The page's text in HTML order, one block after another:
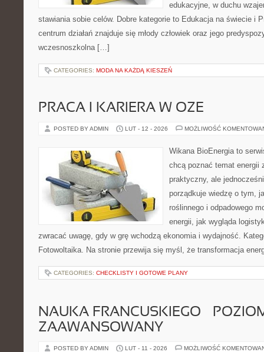
edukacyjne, w duchu
stawiania sobie celów. Dobre kategorie to Edukacja na świecie i
centrum działań znajduje się młody człowiek oraz jego
wczesnoszkolna […]
CATEGORIES: MODA NA KAŻDĄ KIESZEŃ
PRACA I KARIERA W OZE
POSTED BY ADMIN LUT - 12 - 2026 MOŻLIWOŚĆ
Wikana BioEnergia to
chcą poznać temat energii
praktyczny, ale
porządkuje wiedzę o tym,
roślinnego i odpadowego
energii, jak wygląda
zwracać uwagę, gdy w grę wchodzą ekonomia i wydajność.
Fotowoltaika. Na stronie przewija się myśl, że transformacja
CATEGORIES: CHECKLISTY I GOTOWE PLANY
NAUKA FRANCUSKIEGO –
ZAAWANSOWANY
POSTED BY ADMIN LUT - 11 - 2026 MOŻLIWOŚĆ